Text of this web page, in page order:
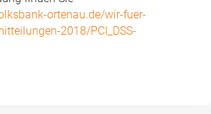
ortenau.de/wir-fuer-
2018/PCI_DSS-